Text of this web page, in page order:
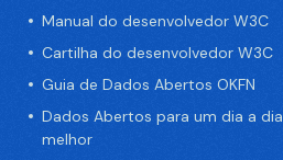
Manual do desenvolvedor W3C
Cartilha do desenvolvedor W3C
Guia de Dados Abertos OKFN
Dados Abertos para um dia a dia
melhor